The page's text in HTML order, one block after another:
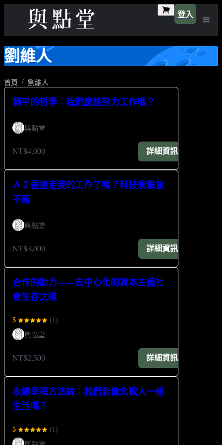
登入
劉維人
首頁 劉維人
躺平的哲學：我們應該努力工作嗎？
與點堂
NT$4,000 詳細資訊
ＡＩ要搶走我的工作了嗎？科技衝擊並
不新
與點堂
NT$3,000 詳細資訊
合作的動力——去中心化的資本主義社
會生存之道
5 (1 )
與點堂
NT$2,500 詳細資訊
永續幸福方法論：我們能像北歐人一樣
生活嗎？
5 (1 )